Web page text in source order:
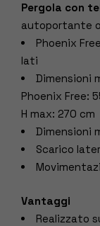
Pergola con
autoportante
Phoenix
lati
Dimensioni
Phoenix Free:
H max: 270 cm
Dimensioni
Scarico
Vantaggi
Realizzato